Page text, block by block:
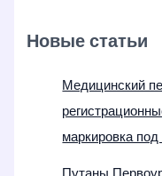
Новые статьи
Медицинский
маркировка